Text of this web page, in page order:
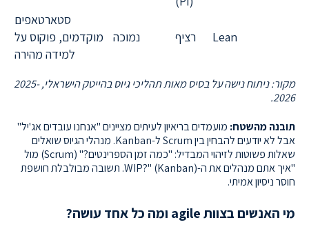
Lean רציף נמוכה
סטארטאפים
מוקדמים, פוקוס על
למידה מהירה
מקור: ניתוח נישה על בסיס מאות תהליכי גיוס בהייטק הישראלי, 2025-
2026.
תובנה מהשטח: מועמדים בריאיון לעיתים מציינים "אנחנו עובדים אג'יל"
אבל לא יודעים להבחין בין Scrum ל-Kanban. מנהלי הגיוס שואלים
שאלות פשוטות לזיהוי המבדיל: "כמה זמן הספרינטים?" (Scrum) מול
"איך אתם מנהלים את ה-WIP?" (Kanban). תשובה מבולבלת חושפת
חוסר ניסיון אמיתי.
מי האנשים בצוות agile ומה כל אחד עושה?